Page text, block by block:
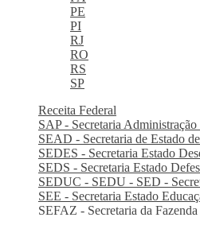
PE
PI
RJ
RO
RS
SP
Receita Federal
SAP - Secretaria Administração
SEAD - Secretaria de Estado
SEDES - Secretaria Estado
SEDS - Secretaria Estado
SEDUC - SEDU - SED -
SEE - Secretaria Estado
SEFAZ - Secretaria da Fazenda